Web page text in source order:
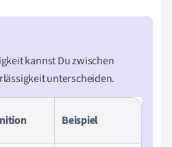
kannst Du zwischen
unterscheiden.
Beispiel